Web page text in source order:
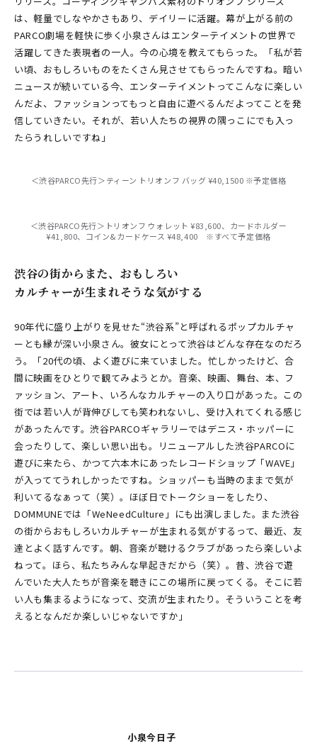
は、軽量でしなやかさもあり、デイリーに活躍。幕が上がる前の
PARCO劇場を軽快に歩く小泉さんはエンターテイメントの世界で
活躍してきた表現者の一人。今の心境を教えてもらった。「私が若
い頃、おもしろいものをたくさん見させてもらったんですね。暗い
ニュースが続いている今、エンターテイメントってこんなに楽しい
んだよ、ファッションってもっと自由に遊べるんだよってことを発
信していきたい。それが、若い人たちの視界の隅っこにでも入っ
たらうれしいですね」
＜渋谷PARCO先行＞ティーン トリオンフ バッグ ¥40,1500 ※予定価格
＜渋谷PARCO先行＞トリオンフ ウォレット ¥83,600、カードホルダー
¥41,800、コイン&カードケース ¥48,400 ※すべて予定価格
渋谷の街からまた、おもしろい
カルチャーが生まれそうな気がする
90年代に盛り上がりを見せた“渋谷系”と呼ばれるポップカルチャ
ーとも縁が深い小泉さん。彼女にとって渋谷はどんな存在なのだろ
う。「20代の頃、よく遊びに来ていました。忙しかったけど、合
間に映画をひとりで観てみようとか。音楽、映画、舞台、本、フ
ァッション、アート、いろんなカルチャーの入り口があった。この
街では若い人が背伸びしても笑われないし、受け入れてくれる感じ
があったんです。渋谷PARCOギャラリーではデニス・ホッパーに
会ったりして、楽しい思い出も。リニューアルした渋谷PARCOに
遊びに来たら、かつて六本木にあったレコードショップ「WAVE」
が入っててうれしかったですね。ショッパーも当時のままで気が
利いてるなぁって（笑）。ほぼ日でトークショーをしたり、
DOMMUNEでは「WeNeedCulture」にも出演しました。また渋谷
の街からおもしろいカルチャーが生まれる気がするって、最近、友
達とよく話すんです。朝、音楽が聴けるクラブがあったら楽しいよ
ねって。ほら、私たちみんな早起きだから（笑）。昔、渋谷で遊
んでいた大人たちが音楽を聴きにこの場所に戻ってくる。そこに若
い人も集まるようになって、交流が生まれたり。そういうことを考
えるとなんだか楽しいじゃないですか」
小泉今日子